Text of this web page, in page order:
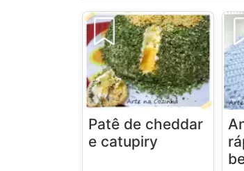
Patê de cheddar
e catupiry